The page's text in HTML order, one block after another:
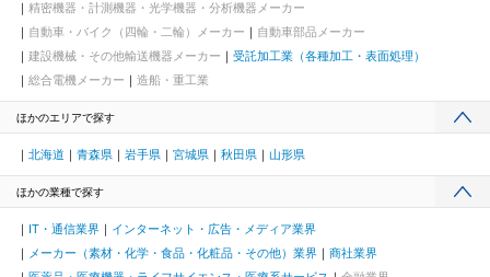
精密機器・計測機器・光学機器・分析機器メーカー
自動車・バイク（四輪・二輪）メーカー
自動車部品メーカー
建設機械・その他輸送機器メーカー
受託加工業（各種加工・表面処理）
総合電機メーカー
造船・重工業
ほかのエリアで探す
北海道 青森県 岩手県 宮城県 秋田県 山形県
ほかの業種で探す
IT・通信業界
インターネット・広告・メディア業界
メーカー（素材・化学・食品・化粧品・その他）業界
商社業界